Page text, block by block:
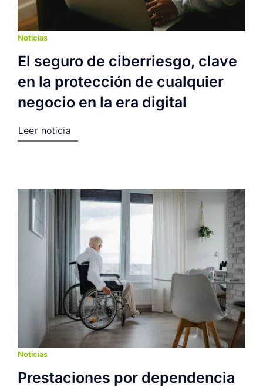
Noticias
El seguro de ciberriesgo, clave
en la protección de cualquier
negocio en la era digital
Leer noticia
Noticias
Prestaciones por dependencia